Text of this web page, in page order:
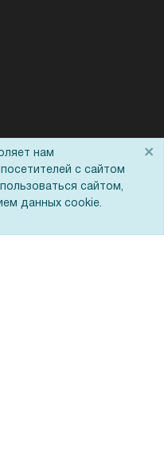
нам
с сайтом
сайтом,
данных cookie.
×